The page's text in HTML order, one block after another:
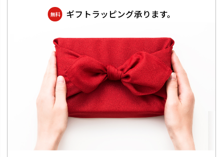
無料 ギフトラッピング承ります。